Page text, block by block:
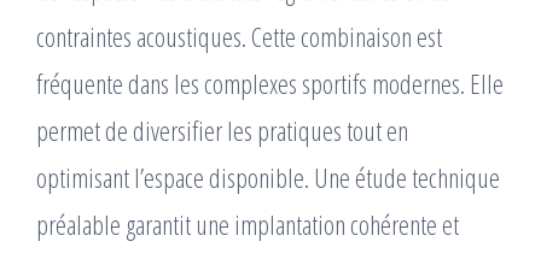
contraintes acoustiques. Cette combinaison est
fréquente dans les complexes sportifs modernes. Elle
permet de diversifier les pratiques tout en
optimisant l’espace disponible. Une étude technique
préalable garantit une implantation cohérente et